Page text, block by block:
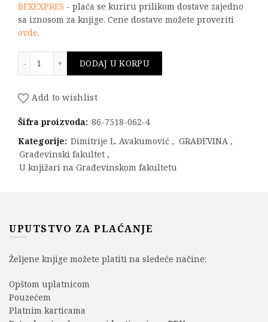
BEXEXPRES - plaća se kuriru prilikom dostave zajedno
sa iznosom za knjige. Cene dostave možete proveriti
ovde.
DODAJ U KORPU
Add to wishlist
Šifra proizvoda: 86-7518-062-4
Kategorije: Dimitrije L. Avakumović , GRAĐEVINA ,
Građevinski fakultet ,
U knjižari na Građevinskom fakultetu
UPUTSTVO ZA PLAĆANJE
Željene knjige možete platiti na sledeće načine:
Opštom uplatnicom
Pouzećem
Platnim karticama